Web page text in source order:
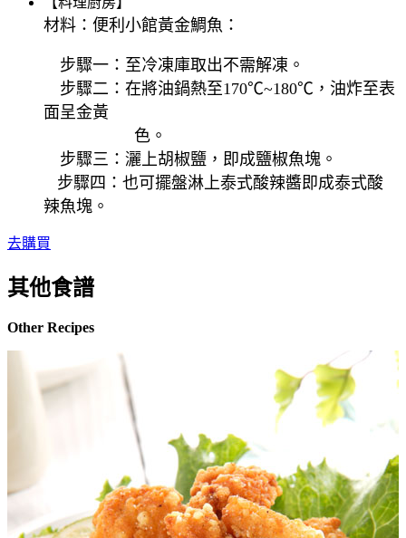
材料：便利小館黃金鯛魚：
步驟一：至冷凍庫取出不需解凍。
步驟二：在將油鍋熱至170℃~180℃，油炸至表
面呈金黃
色 。
步驟三：灑上胡椒鹽，即成鹽椒魚塊 。
步驟四：也可擺盤淋上泰式酸辣醬即成泰式酸
辣魚塊 。
去購買
其他食譜
Other Recipes